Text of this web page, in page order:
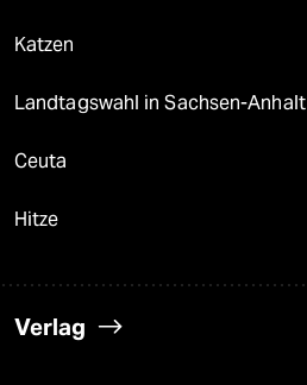
Katzen
Landtagswahl in Sachsen-Anhalt
Ceuta
Hitze
Verlag